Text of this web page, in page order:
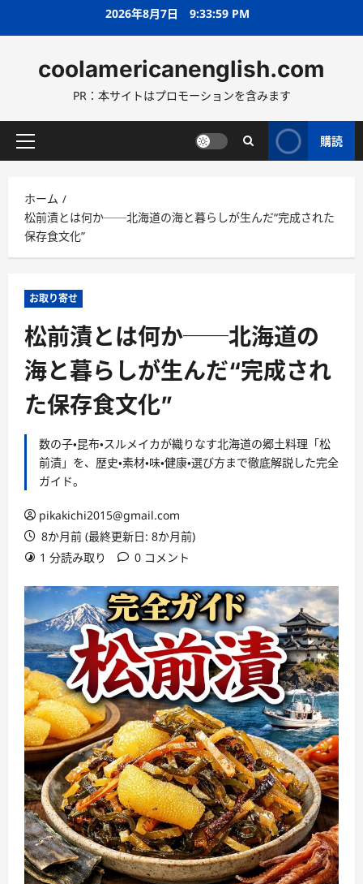
ス
ッ
2026年8月7日 9:34:00 PM
coolamericanenglish.com
PR：本サイトはプロモーションを含みます
メ
メ
ニ
ュ
ー
購読
ホーム
松前漬とは何か──北海道の海と暮らしが生んだ“完成された
保存食文化”
お取り寄せ
松前漬とは何か──北海道の
海と暮らしが生んだ“完成され
た保存食文化”
数の子・昆布・スルメイカが織りなす北海道の郷土料理「松
前漬」を、歴史・素材・味・健康・選び方まで徹底解説した完全
ガイド。
pikakichi2015@gmail.com
8か月前 (最終更新日: 8か月前)
1 分読み取り
0 コメント